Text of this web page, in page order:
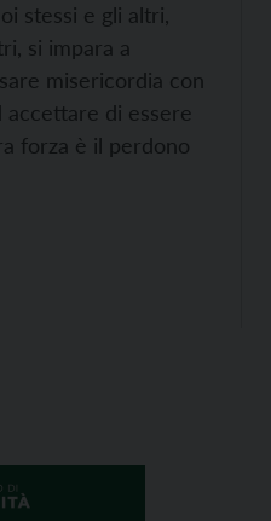
stessi e gli altri,
si impara a
misericordia con
di essere
forza è il perdono